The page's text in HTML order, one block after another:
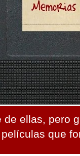
ellas, pero
que